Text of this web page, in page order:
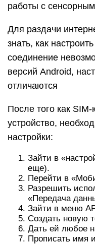
работы с
Для раздачи
знать, как
соединение
версий Android,
отличаются
После того как
устройство,
настройки:
Зайти в
еще).
Перейти в
Разрешить
«Передача
Зайти в меню
Создать новую
Дать ей любое
Прописать имя